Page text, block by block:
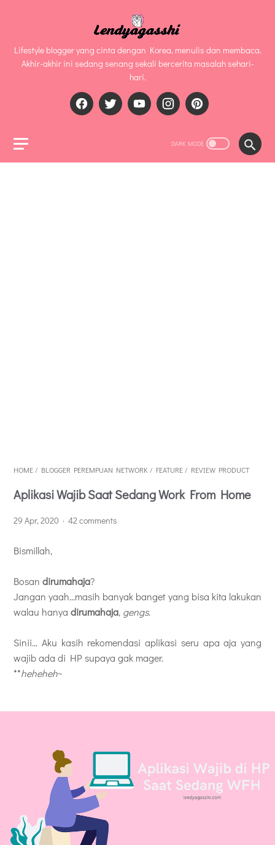
Lifestyle blogger yang cinta dengan Korea, menulis dan membaca.
Akhir-akhir ini sedang senang sekali bercerita masalah sehari-
hari.
HOME / BLOGGER PEREMPUAN NETWORK / FEATURE / REVIEW PRODUCT
Aplikasi Wajib Saat Sedang Work From Home
29 Apr, 2020 42 comments
Bismillah,
Bosan dirumahaja?
Jangan yaah...masih banyak banget yang bisa kita lakukan
walau hanya dirumahaja, gengs.
Sinii... Aku kasih rekomendasi aplikasi seru apa aja yang
wajib ada di HP supaya gak mager.
**heheheh~